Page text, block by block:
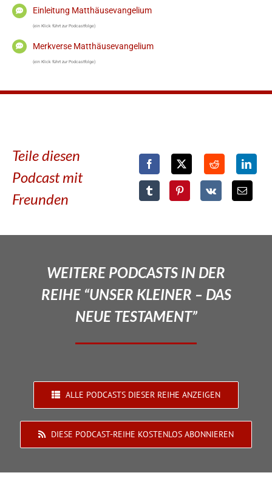
Einleitung Matthäusevangelium
(ein Klick führt zur Podcastfolge)
Merkverse Matthäusevangelium
(ein Klick führt zur Podcastfolge)
Teile diesen
Podcast mit
Freunden
WEITERE PODCASTS IN DER
REIHE “UNSER KLEINER – DAS
NEUE TESTAMENT”
ALLE PODCASTS DIESER REIHE ANZEIGEN
DIESE PODCAST-REIHE KOSTENLOS ABONNIEREN